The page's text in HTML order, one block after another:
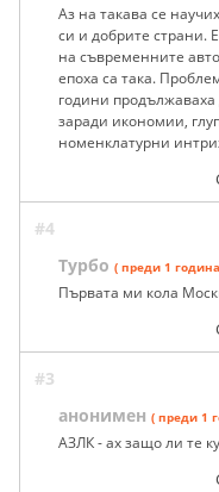
Аз на такава се
си и добрите страни.
на съвременните
епоха са така.
години продължаваха
заради икономии,
номенклатурни
#4
Турбо ( преди 1
Първата ми кола
#3
анонимен ( преди 1
АЗЛК - ах защо ли те